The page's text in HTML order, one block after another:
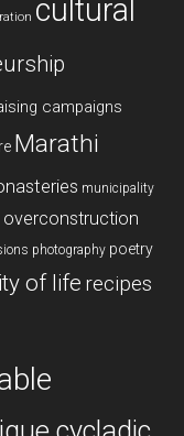
cultural
campaigns
Marathi
municipality
overconstruction
photography poetry
of life recipes